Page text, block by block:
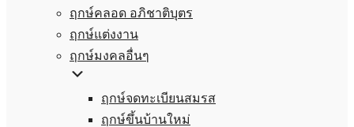
ฤกษ์คลอด อภิชาติบุตร
ฤกษ์แต่งงาน
ฤกษ์มงคลอื่นๆ
ฤกษ์จดทะเบียนสมรส
ฤกษ์ขึ้นบ้านใหม่